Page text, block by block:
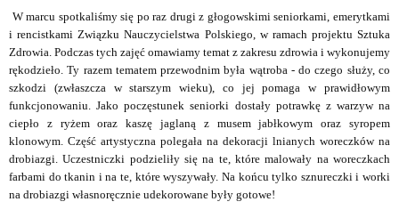
W marcu spotkaliśmy się po raz drugi z głogowskimi seniorkami, emerytkami
i rencistkami Związku Nauczycielstwa Polskiego, w ramach projektu Sztuka
Zdrowia. Podczas tych zajęć omawiamy temat z zakresu zdrowia i wykonujemy
rękodzieło. Ty razem tematem przewodnim była wątroba - do czego służy, co
szkodzi (zwłaszcza w starszym wieku), co jej pomaga w prawidłowym
funkcjonowaniu. Jako poczęstunek seniorki dostały potrawkę z warzyw na
ciepło z ryżem oraz kaszę jaglaną z musem jabłkowym oraz syropem
klonowym. Część artystyczna polegała na dekoracji lnianych woreczków na
drobiazgi. Uczestniczki podzieliły się na te, które malowały na woreczkach
farbami do tkanin i na te, które wyszywały. Na końcu tylko sznureczki i worki
na drobiazgi własnoręcznie udekorowane były gotowe!